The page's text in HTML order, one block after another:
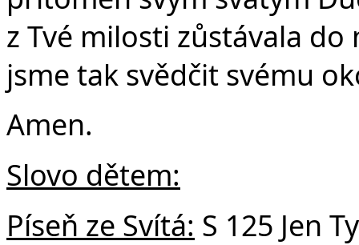
z Tvé milosti zůstávala
jsme tak svědčit svému
Amen.
Slovo dětem:
Píseň ze Svítá: S 125 Jen